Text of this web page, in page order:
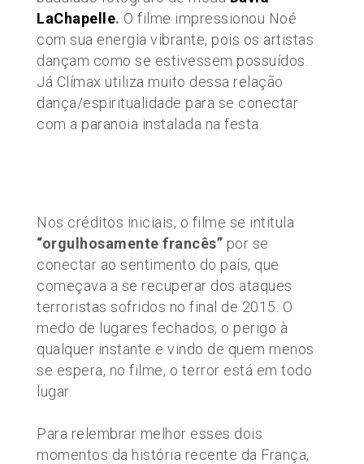
LaChapelle. O filme impressionou Noé
com sua energia vibrante, pois os artistas
dançam como se estivessem possuídos.
Já Clímax utiliza muito dessa relação
dança/espiritualidade para se conectar
com a paranoia instalada na festa.
Nos créditos iniciais, o filme se intitula
“orgulhosamente francês” por se
conectar ao sentimento do país, que
começava a se recuperar dos ataques
terroristas sofridos no final de 2015. O
medo de lugares fechados, o perigo à
qualquer instante e vindo de quem menos
se espera, no filme, o terror está em todo
lugar.
Para relembrar melhor esses dois
momentos da história recente da França,